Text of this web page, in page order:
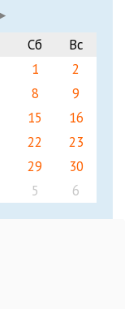
Сб
Вс
1
2
8
9
15
16
22
23
29
30
5 6